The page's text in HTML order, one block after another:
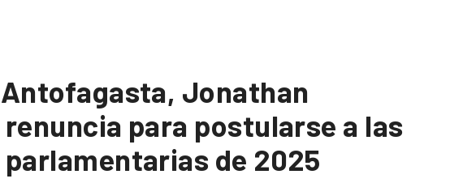
Jonathan
renuncia para postularse a las
de 2025